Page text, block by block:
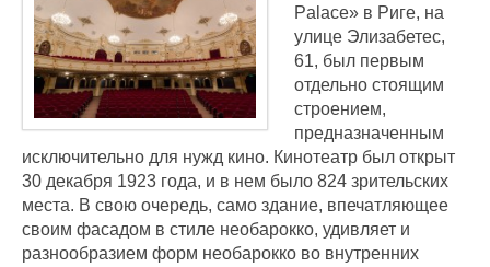
Palace» в Риге, на
улице Элизабетес,
61, был первым
отдельно стоящим
строением,
предназначенным
исключительно для нужд кино. Кинотеатр был открыт
30 декабря 1923 года, и в нем было 824 зрительских
места. В свою очередь, само здание, впечатляющее
своим фасадом в стиле необарокко, удивляет и
разнообразием форм необарокко во внутренних